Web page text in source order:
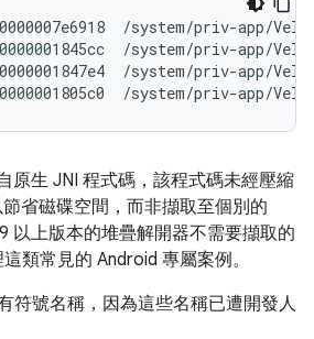
/system/priv-app/
/system/priv-app/
/system/priv-app/
生 JNI 程式碼，該程式碼未經壓縮
省磁碟空間，而非擷取至個別的
以上版本的堆疊解開器不需要擷取的
類常見的 Android 專屬案例。
符號名稱，因為這些名稱已遭開發人